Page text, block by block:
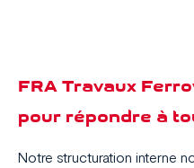
FRA Travaux
pour répondre à
Notre structuration interne